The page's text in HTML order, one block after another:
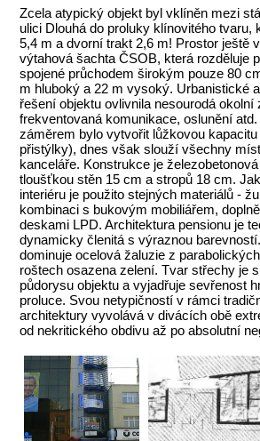
Zcela atypický objekt byl vklíněn mezi
ulici Dlouhá do proluky klínovitého tvaru,
5,4 m a dvorní trakt 2,6 m! Prostor ještě
výtahová šachta ČSOB, která rozděluje
spojené průchodem širokým pouze 80
m hluboký a 22 m vysoký. Urbanistické
řešení objektu ovlivnila nesourodá okolní
frekventovaná komunikace, oslunění
záměrem bylo vytvořit lůžkovou
přistýlky), dnes však slouží všechny
kanceláře. Konstrukce je
tloušťkou stěn 15 cm a stropů 18 cm.
interiéru je použito stejných materiálů -
kombinaci s bukovým mobiliářem,
deskami LPD. Architektura pensionu je
dynamicky členitá s výraznou
dominuje ocelová žaluzie z
roštech osazena zelení. Tvar střechy je
půdorysu objektu a vyjadřuje sevřenost
proluce. Svou netypičností v rámci
architektury vyvolává v divácích obě
od nekritického obdivu až po absolutní